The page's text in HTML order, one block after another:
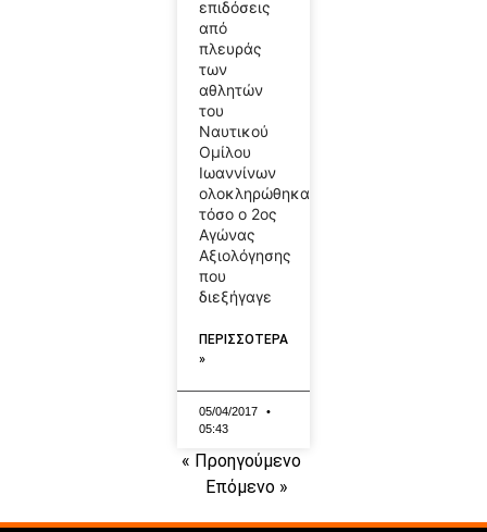
επιδόσεις
από
πλευράς
των
αθλητών
του
Ναυτικού
Ομίλου
Ιωαννίνων
ολοκληρώθηκαν
τόσο ο 2ος
Αγώνας
Αξιολόγησης
που
διεξήγαγε
ΠΕΡΙΣΣΟΤΕΡΑ
»
05/04/2017
05:43
« Προηγούμενο
Επόμενο »